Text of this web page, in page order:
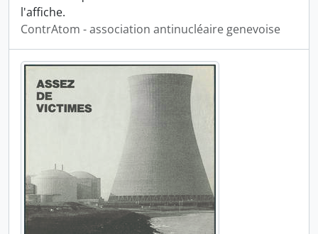
l'affiche.
ContrAtom - association antinucléaire genevoise